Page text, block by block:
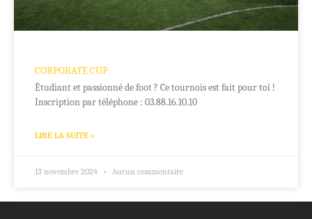
CORPORATE CUP
Étudiant et passionné de foot ? Ce tournois est fait pour toi !
Inscription par téléphone : 03.88.16.10.10
LIRE LA SUITE »
13 novembre 2024 Aucun commentaire